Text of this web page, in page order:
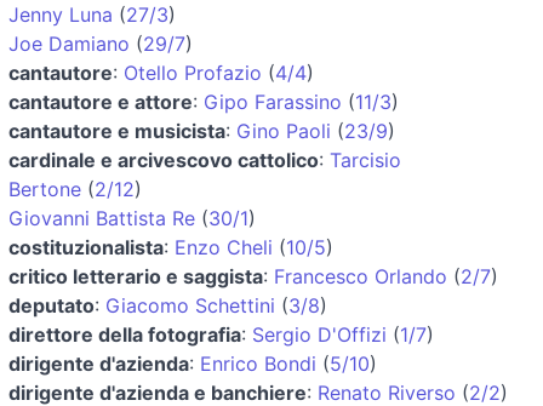
Jenny Luna (27/3)
Joe Damiano (29/7)
cantautore: Otello Profazio (4/4)
cantautore e attore: Gipo Farassino (11/3)
cantautore e musicista: Gino Paoli (23/9)
cardinale e arcivescovo cattolico: Tarcisio
Bertone (2/12)
Giovanni Battista Re (30/1)
costituzionalista: Enzo Cheli (10/5)
critico letterario e saggista: Francesco Orlando (2/7)
deputato: Giacomo Schettini (3/8)
direttore della fotografia: Sergio D'Offizi (1/7)
dirigente d'azienda: Enrico Bondi (5/10)
dirigente d'azienda e banchiere: Renato Riverso (2/2)